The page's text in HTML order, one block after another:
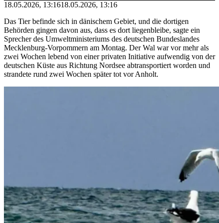
18.05.2026, 13:1618.05.2026, 13:16
Das Tier befinde sich in dänischem Gebiet, und die dortigen
Behörden gingen davon aus, dass es dort liegenbleibe, sagte ein
Sprecher des Umweltministeriums des deutschen Bundeslandes
Mecklenburg-Vorpommern am Montag. Der Wal war vor mehr als
zwei Wochen lebend von einer privaten Initiative aufwendig von der
deutschen Küste aus Richtung Nordsee abtransportiert worden und
strandete rund zwei Wochen später tot vor Anholt.